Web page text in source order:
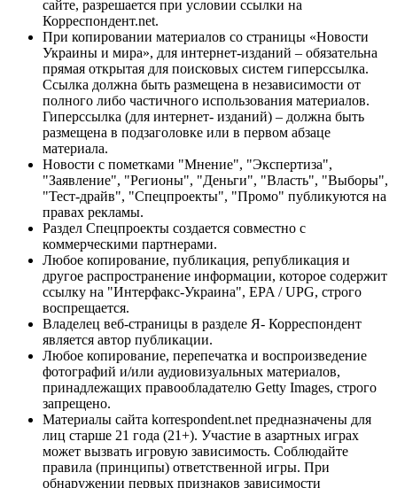
сайте, разрешается при условии ссылки на
Корреспондент.net.
При копировании материалов со страницы «Новости
Украины и мира», для интернет-изданий – обязательна
прямая открытая для поисковых систем гиперссылка.
Ссылка должна быть размещена в независимости от
полного либо частичного использования материалов.
Гиперссылка (для интернет- изданий) – должна быть
размещена в подзаголовке или в первом абзаце
материала.
Новости с пометками "Мнение", "Экспертиза",
"Заявление", "Регионы", "Деньги", "Власть", "Выборы",
"Тест-драйв", "Спецпроекты", "Промо" публикуются на
правах рекламы.
Раздел Спецпроекты создается совместно с
коммерческими партнерами.
Любое копирование, публикация, републикация и
другое распространение информации, которое содержит
ссылку на "Интерфакс-Украина", EPA / UPG, строго
воспрещается.
Владелец веб-страницы в разделе Я- Корреспондент
является автор публикации.
Любое копирование, перепечатка и воспроизведение
фотографий и/или аудиовизуальных материалов,
принадлежащих правообладателю Getty Images, строго
запрещено.
Материалы сайта korrespondent.net предназначены для
лиц старше 21 года (21+). Участие в азартных играх
может вызвать игровую зависимость. Соблюдайте
правила (принципы) ответственной игры. При
обнаружении первых признаков зависимости